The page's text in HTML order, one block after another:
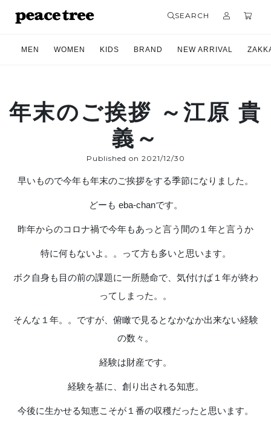
SEARCH
MEN WOMEN KIDS BRAND NEW ARRIVAL
年末のご挨拶 ～江原 貴
義～
Published on 2021/12/30
早いもので今年も年末のご挨拶をする季節になりました。
どーも eba-chanです。
昨年からのコロナ禍で今年もあっと言う間の１年と言うか
特に何もないよ。。って方も多いと思います。
ボク自身も目の前の課題に一所懸命で、気付けば１年が終わ
ってしまった。。
そんな１年。。ですが、俯瞰で見るとなかなか出来ない経験
の数々。
経験は財産です。
経験を基に、創り出される知恵。
今後に生かせる知恵こそが１番の収穫だったと思います。